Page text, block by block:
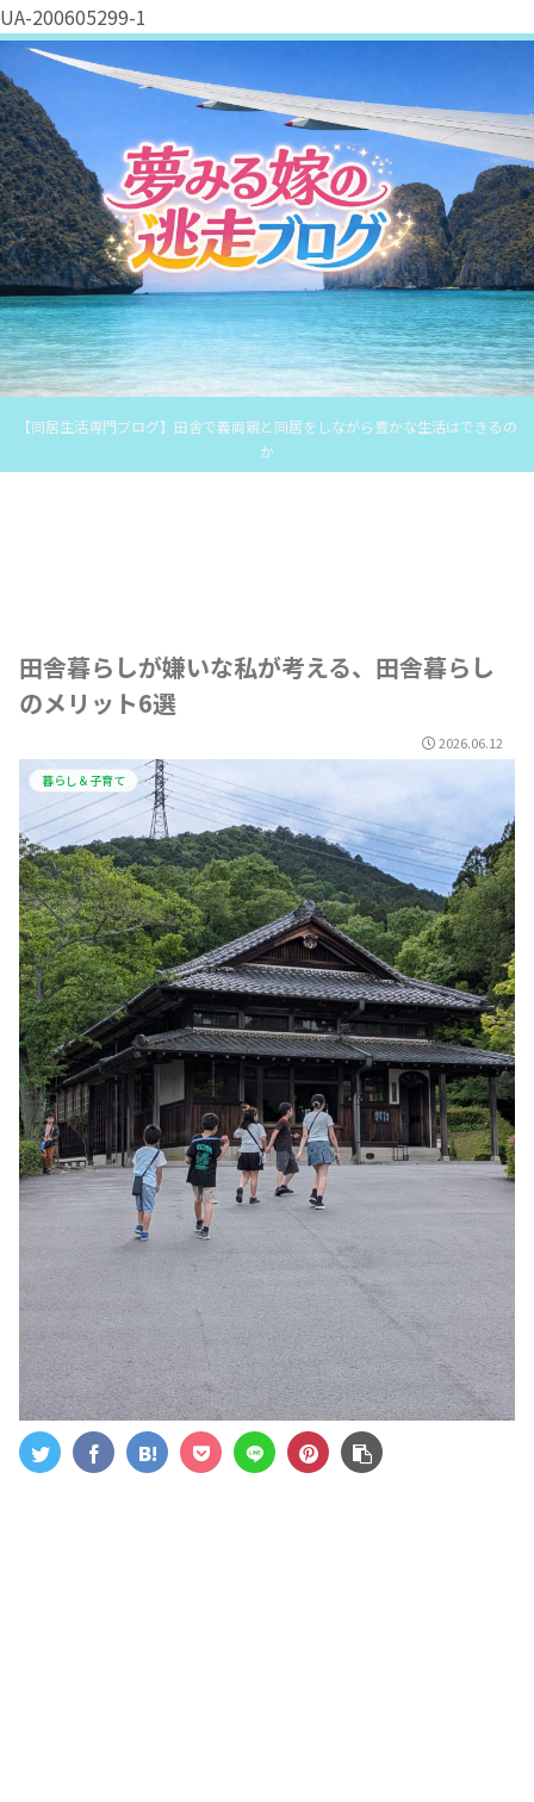
UA-200605299-1
【同居生活専門ブログ】田舎で義両親と同居をしながら豊かな生活はできるの
か
田舎暮らしが嫌いな私が考える、田舎暮らし
のメリット6選
2026.06.12
暮らし＆子育て